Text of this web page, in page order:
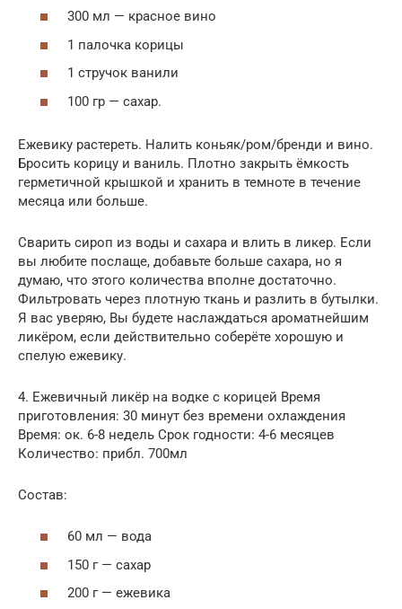
300 мл — красное вино
1 палочка корицы
1 стручок ванили
100 гр — сахар.
Ежевику растереть. Налить коньяк/ром/бренди и вино.
Бросить корицу и ваниль. Плотно закрыть ёмкость
герметичной крышкой и хранить в темноте в течение
месяца или больше.
Сварить сироп из воды и сахара и влить в ликер. Если
вы любите послаще, добавьте больше сахара, но я
думаю, что этого количества вполне достаточно.
Фильтровать через плотную ткань и разлить в бутылки.
Я вас уверяю, Вы будете наслаждаться ароматнейшим
ликёром, если действительно соберёте хорошую и
спелую ежевику.
4. Ежевичный ликёр на водке с корицей Время
приготовления: 30 минут без времени охлаждения
Время: ок. 6-8 недель Срок годности: 4-6 месяцев
Количество: прибл. 700мл
Состав:
60 мл — вода
150 г — сахар
200 г — ежевика